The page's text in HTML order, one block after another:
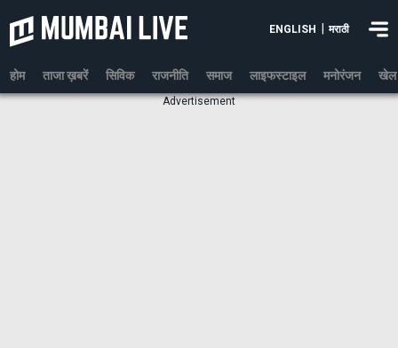
ENGLISH मराठी
होम ताजा ख़बरें सिविक राजनीति समाज लाइफस्टाइल मनोरंजन खेल
Advertisement